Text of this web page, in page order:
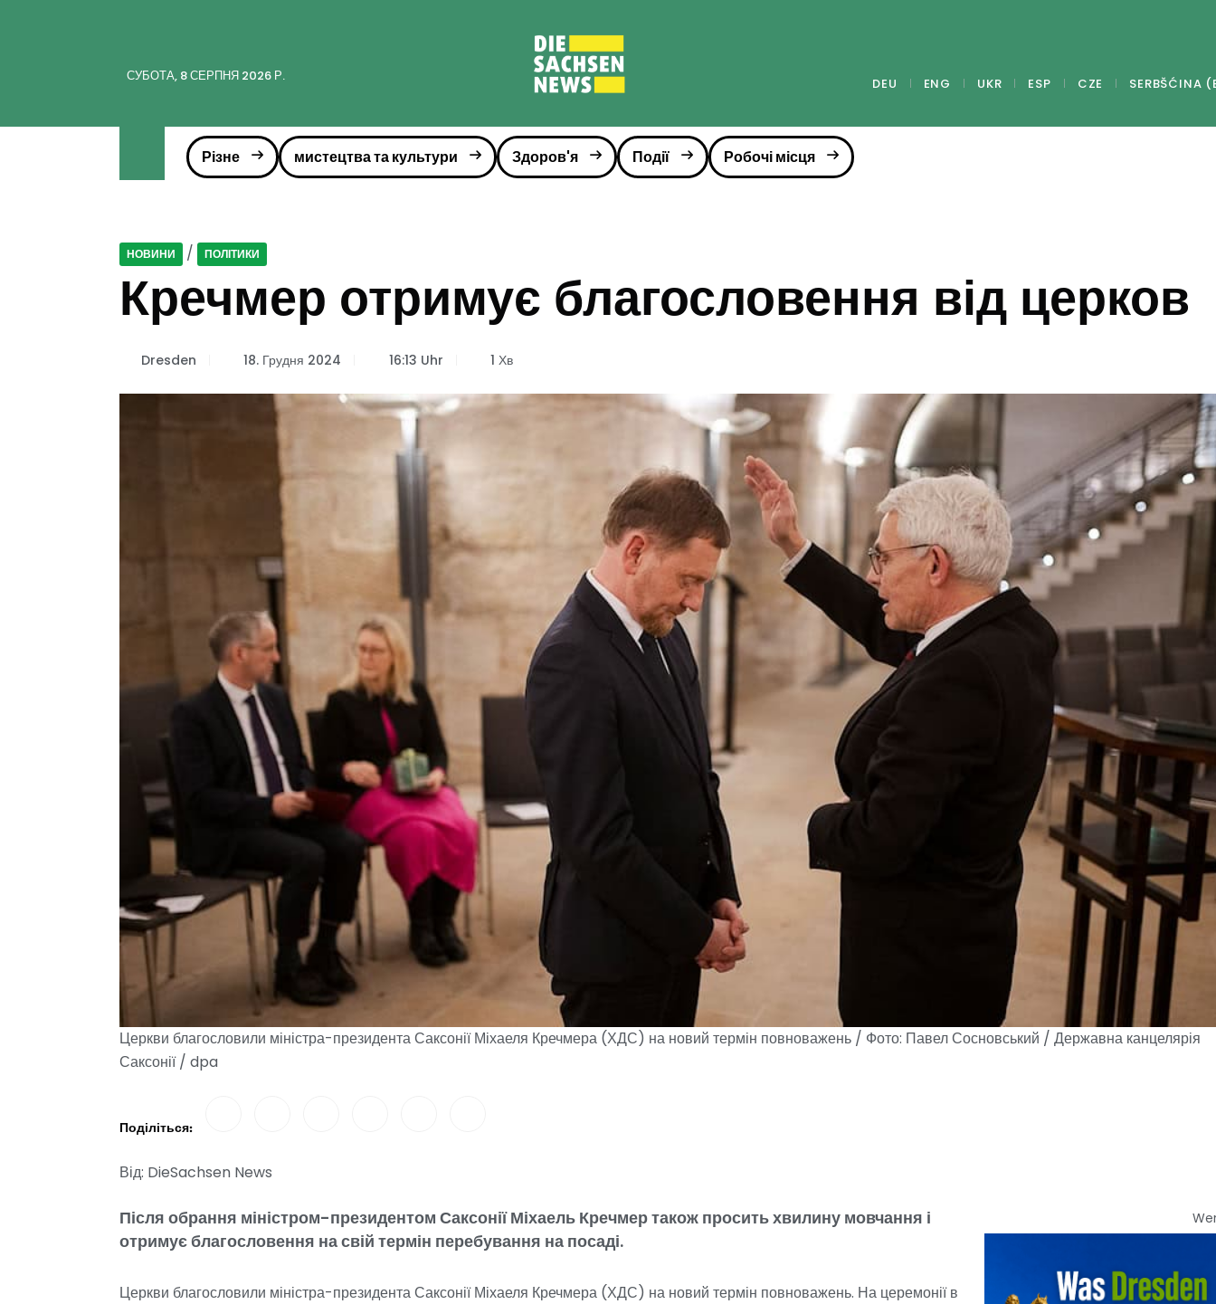
СУБОТА, 8 СЕРПНЯ 2026 Р. DEU ENG UKR ESP CZE SERBŠĆINA
Різне мистецтва та культури Здоров'я Події Робочі місця
НОВИНИ / ПОЛІТИКИ
Кречмер отримує благословення від церков
Dresden 18. Грудня 2024 16:13 Uhr 1 Хв
Церкви благословили міністра-президента Саксонії Міхаеля Кречмера (ХДС) на новий термін повноважень / Фото: Павел Сосновський / Державна канцелярія
Саксонії / dpa
Поділіться:
Від: DieSachsen News
Після обрання міністром-президентом Саксонії Міхаель Кречмер також просить хвилину мовчання і
отримує благословення на свій термін перебування на посаді.
Церкви благословили міністра-президента Саксонії Міхаеля Кречмера (ХДС) на новий термін повноважень. На церемонії в